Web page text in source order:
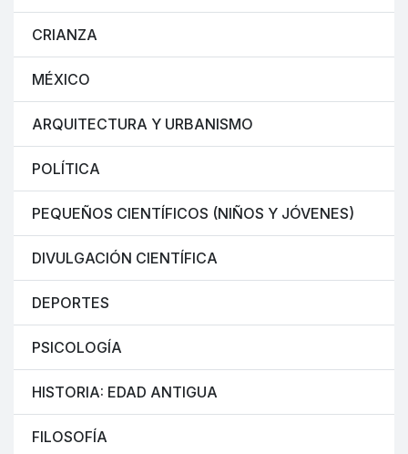
CRIANZA
MÉXICO
ARQUITECTURA Y URBANISMO
POLÍTICA
PEQUEÑOS CIENTÍFICOS (NIÑOS Y JÓVENES)
DIVULGACIÓN CIENTÍFICA
DEPORTES
PSICOLOGÍA
HISTORIA: EDAD ANTIGUA
FILOSOFÍA